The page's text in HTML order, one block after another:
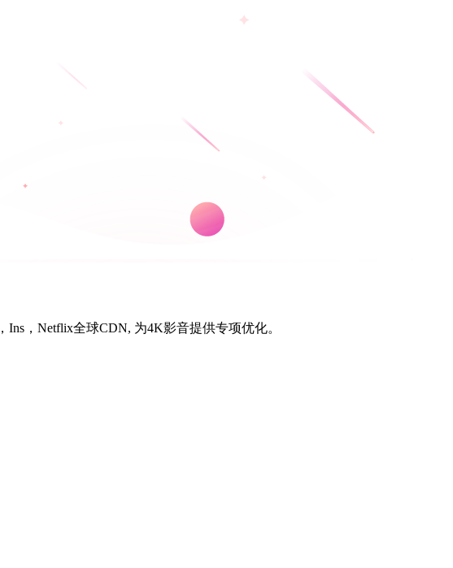
，Netflix全球CDN, 为4K影音提供专项优化。